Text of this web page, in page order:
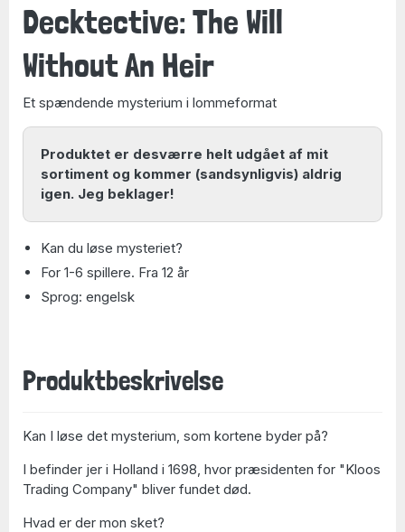
Decktective: The Will
Without An Heir
Et spændende mysterium i lommeformat
Produktet er desværre helt udgået af mit
sortiment og kommer (sandsynligvis) aldrig
igen. Jeg beklager!
Kan du løse mysteriet?
For 1-6 spillere. Fra 12 år
Sprog: engelsk
Produktbeskrivelse
Kan I løse det mysterium, som kortene byder på?
I befinder jer i Holland i 1698, hvor præsidenten for "Kloos
Trading Company" bliver fundet død.
Hvad er der mon sket?